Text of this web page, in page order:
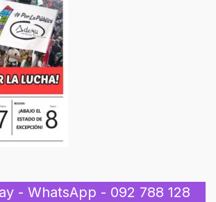
- WhatsApp - 092 788 128